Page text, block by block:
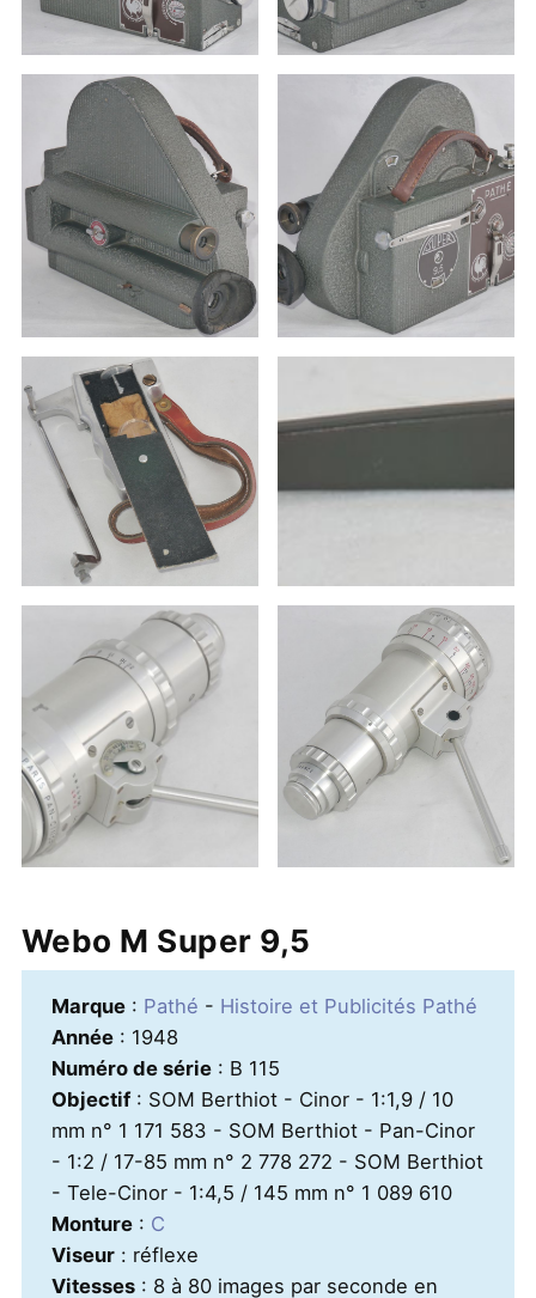
Webo M Super 9,5
Marque: Pathé - Histoire et Publicités Pathé
Année: 1948
Numéro de série: B 115
Objectif: SOM Berthiot - Cinor - 1:1,9 / 10
mm n° 1 171 583 - SOM Berthiot - Pan-Cinor
- 1:2 / 17-85 mm n° 2 778 272 - SOM Berthiot
- Tele-Cinor - 1:4,5 / 145 mm n° 1 089 610
Monture: C
Viseur: réflexe
Vitesses: 8 à 80 images par seconde en